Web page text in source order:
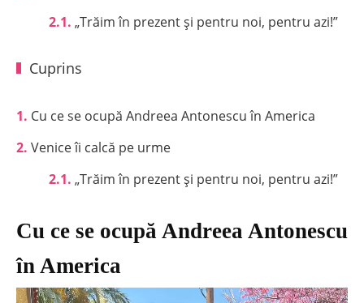
2.1 „Trăim în prezent și pentru noi, pentru azi!”
Cuprins
1 Cu ce se ocupă Andreea Antonescu în America
2 Venice îi calcă pe urme
2.1 „Trăim în prezent și pentru noi, pentru azi!”
Cu ce se ocupă Andreea Antonescu
în America